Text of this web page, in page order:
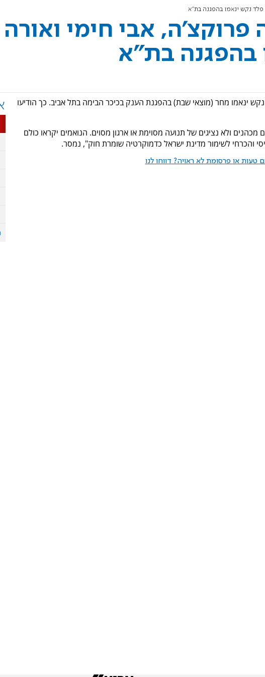
פלד נקש ינאמו בהפגנה בת"א
פרוקצ'ה, אבי חימי ואורה
בהפגנה בת"א
נקש ינאמו מחר (מוצאי שבת) בהפגנת הענק בכיכר הבימה בתל אביב. כך הודיעו
ולא נציגים של תנועה מסוימת או ארגון מסוים. הנואמים יקראו כולם
והכרחי לשימור מדינת ישראל כדמוקרטיה שומרת חוק", נמסר.
טעות או פרסומת לא ראויה? דווחו לנו